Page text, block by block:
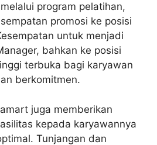
program pelatihan,
promosi ke posisi
untuk menjadi
bahkan ke posisi
terbuka bagi karyawan
berkomitmen.
juga memberikan
kepada karyawannya
Tunjangan dan